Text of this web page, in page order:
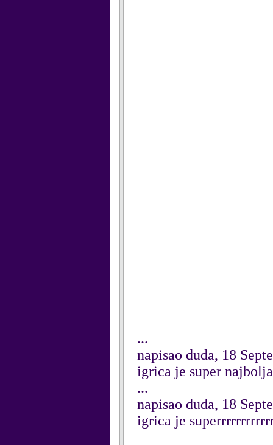
...
napisao duda, 18
igrica je super
...
napisao duda, 18
igrica je